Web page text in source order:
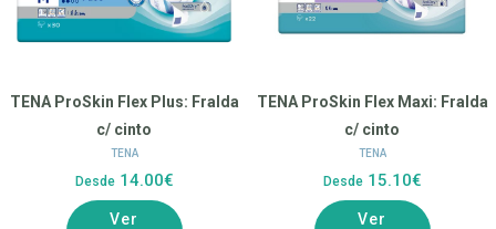
TENA ProSkin Flex Plus: Fralda
c/ cinto
TENA
Desde14.00€
Ver
TENA ProSkin Flex Maxi: Fralda
c/ cinto
TENA
Desde15.10€
Ver